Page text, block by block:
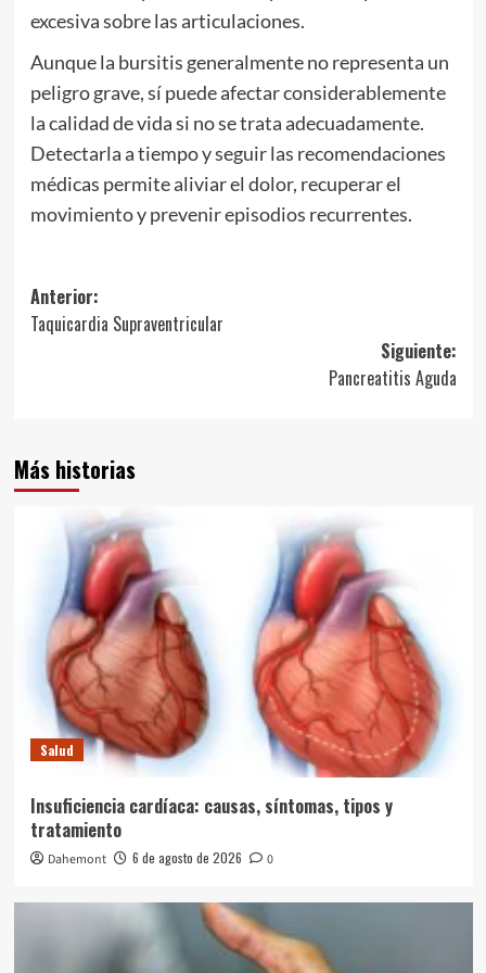
excesiva sobre las articulaciones.
Aunque la bursitis generalmente no representa un
peligro grave, sí puede afectar considerablemente
la calidad de vida si no se trata adecuadamente.
Detectarla a tiempo y seguir las recomendaciones
médicas permite aliviar el dolor, recuperar el
movimiento y prevenir episodios recurrentes.
Navegación
de
Anterior:
Taquicardia Supraventricular
Siguiente:
Pancreatitis Aguda
Más historias
Salud
Insuficiencia cardíaca: causas, síntomas, tipos y
tratamiento
Dahemont 6 de agosto de 2026 0